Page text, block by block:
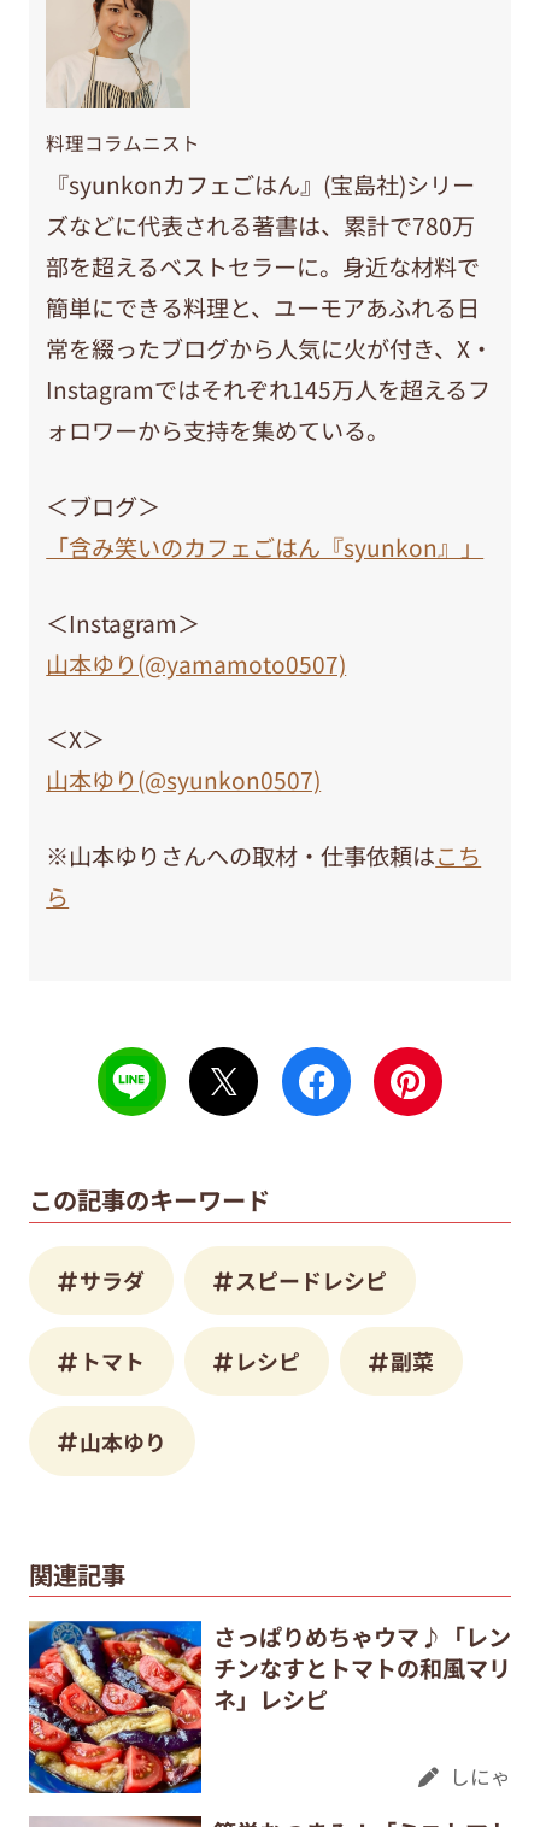
料理コラムニスト
『syunkonカフェごはん』(宝島社)シリー
ズなどに代表される著書は、累計で780万
部を超えるベストセラーに。身近な材料で
簡単にできる料理と、ユーモアあふれる日
常を綴ったブログから人気に火が付き、X・
Instagramではそれぞれ145万人を超えるフ
ォロワーから支持を集めている。
＜ブログ＞
「含み笑いのカフェごはん『syunkon』」
＜Instagram＞
山本ゆり(@yamamoto0507)
＜X＞
山本ゆり(@syunkon0507)
※山本ゆりさんへの取材・仕事依頼はこち
ら
この記事のキーワード
サラダ スピードレシピ
トマト レシピ 副菜
山本ゆり
関連記事
さっぱりめちゃウマ♪「レン
チンなすとトマトの和風マリ
ネ」レシピ
しにゃ